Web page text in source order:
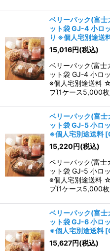
ベリーパック(富士
ット袋 GJ-4 小ロ
り ※個人宅別途送
15,016円(税込)
ベリーパック(富士
ット袋 GJ-4 小ロ
※個人宅別途送料
プ(1ケース5,000
ベリーパック(富士
ット袋 GJ-5 小ロ
※個人宅別途送料 [
15,220円(税込)
ベリーパック(富士
ット袋 GJ-5 小ロ
※個人宅別途送料
プ(1ケース5,000
ベリーパック(富士
ット袋 GJ-6 小ロ
※個人宅別途送料 [
15,627円(税込)